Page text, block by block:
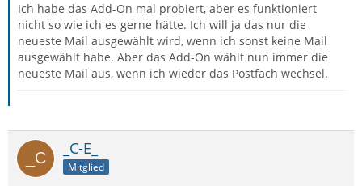
Ich habe das Add-On mal probiert, aber es funktioniert
nicht so wie ich es gerne hätte. Ich will ja das nur die
neueste Mail ausgewählt wird, wenn ich sonst keine Mail
ausgewählt habe. Aber das Add-On wählt nun immer die
neueste Mail aus, wenn ich wieder das Postfach wechsel.
_C-E_
Mitglied